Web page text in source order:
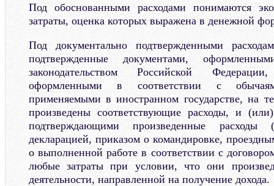
Под обоснованными расходами понимаются
затраты, оценка которых выражена в денежной
Под документально подтвержденными
подтвержденные документами,
законодательством Российской
оформленными в соответствии с
применяемыми в иностранном государстве, на
произведены соответствующие расходы, и
подтверждающими произведенные
декларацией, приказом о командировке,
о выполненной работе в соответствии с
любые затраты при условии, что они
деятельности, направленной на получение дохода.